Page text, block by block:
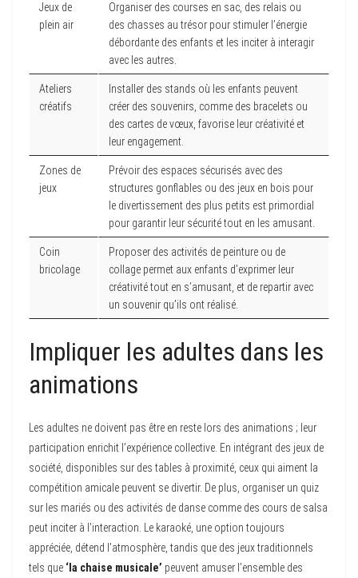
Jeux de
plein air
Organiser des courses en sac, des relais ou
des chasses au trésor pour stimuler l’énergie
débordante des enfants et les inciter à interagir
avec les autres.
Ateliers
créatifs
Installer des stands où les enfants peuvent
créer des souvenirs, comme des bracelets ou
des cartes de vœux, favorise leur créativité et
leur engagement.
Zones de
jeux
Prévoir des espaces sécurisés avec des
structures gonflables ou des jeux en bois pour
le divertissement des plus petits est primordial
pour garantir leur sécurité tout en les amusant.
Coin
bricolage
Proposer des activités de peinture ou de
collage permet aux enfants d’exprimer leur
créativité tout en s’amusant, et de repartir avec
un souvenir qu’ils ont réalisé.
Impliquer les adultes dans les
animations
Les adultes ne doivent pas être en reste lors des animations ; leur
participation enrichit l’expérience collective. En intégrant des jeux de
société, disponibles sur des tables à proximité, ceux qui aiment la
compétition amicale peuvent se divertir. De plus, organiser un quiz
sur les mariés ou des activités de danse comme des cours de salsa
peut inciter à l’interaction. Le karaoké, une option toujours
appréciée, détend l’atmosphère, tandis que des jeux traditionnels
tels que ‘la chaise musicale’ peuvent amuser l’ensemble des